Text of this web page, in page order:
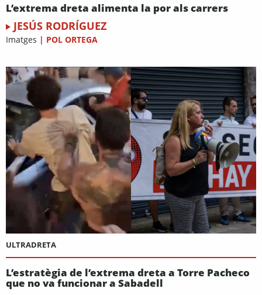
L’extrema dreta alimenta la por als carrers
JESÚS RODRÍGUEZ
Imatges | POL ORTEGA
ULTRADRETA
L’estratègia de l’extrema dreta a Torre Pacheco
que no va funcionar a Sabadell